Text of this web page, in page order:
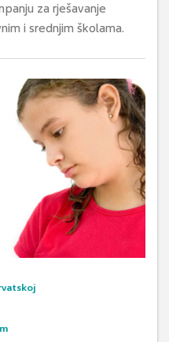
za rješavanje
i srednjim školama.